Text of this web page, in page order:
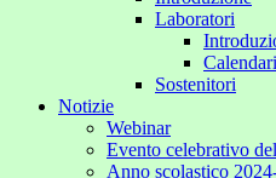
Laboratori
Sostenitori
Notizie
Webinar
Evento celebrativo
Anno scolastico